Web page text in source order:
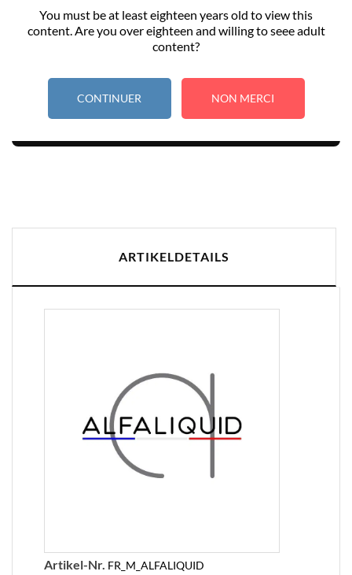
You must be at least eighteen years old to view this
content. Are you over eighteen and willing to seee adult
content?
CONTINUER NON MERCI
ARTIKELDETAILS
Artikel-Nr. FR_M_ALFALIQUID